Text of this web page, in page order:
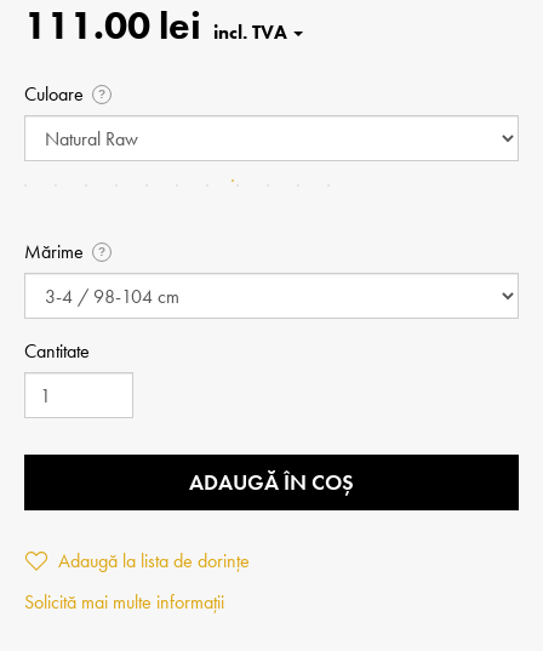
111.00 lei
Culoare ?
Mărime ?
Cantitate
ADAUGĂ ÎN COȘ
Adaugă la lista de dorințe
Solicită mai multe informații